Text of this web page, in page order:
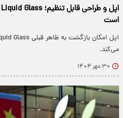
است
می‌کند.
۳۰ مهر ۱۴۰۴